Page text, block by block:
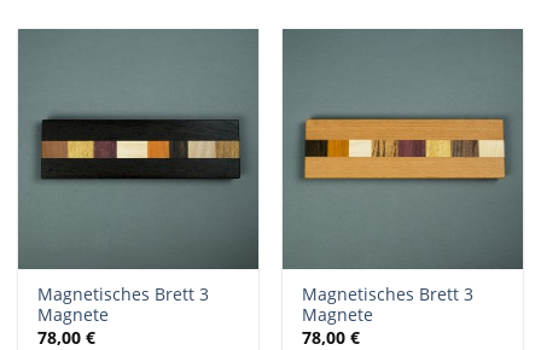
Magnetisches Brett 3
Magnete
78,00€
Magnetisches Brett 3
Magnete
78,00€